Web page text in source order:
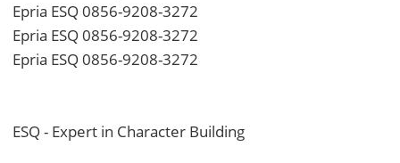
Epria ESQ 0856-9208-3272
Epria ESQ 0856-9208-3272
Epria ESQ 0856-9208-3272
ESQ - Expert in Character Building